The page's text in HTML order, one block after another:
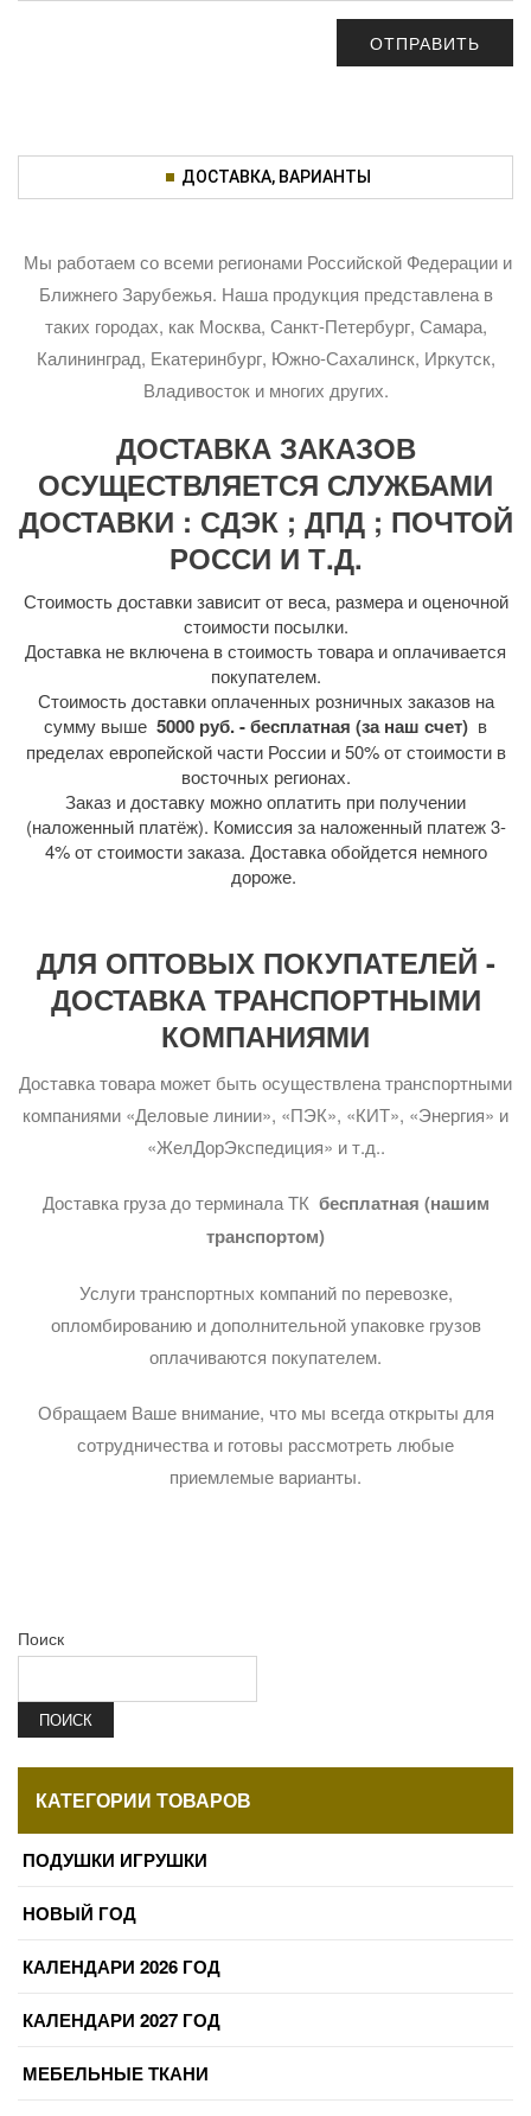
ДОСТАВКА, ВАРИАНТЫ
Мы работаем со всеми регионами Российской Федерации и
Ближнего Зарубежья. Наша продукция представлена в
таких городах, как Москва, Санкт-Петербург, Самара,
Калининград, Екатеринбург, Южно-Сахалинск, Иркутск,
Владивосток и многих других.
ДОСТАВКА ЗАКАЗОВ
ОСУЩЕСТВЛЯЕТСЯ СЛУЖБАМИ
ДОСТАВКИ : СДЭК ; ДПД ; ПОЧТОЙ
РОССИ И Т.Д.
Стоимость доставки зависит от веса, размера и оценочной
стоимости посылки.
Доставка не включена в стоимость товара и оплачивается
покупателем.
Стоимость доставки оплаченных розничных заказов на
сумму выше 5000 руб. - бесплатная (за наш счет) в
пределах европейской части России и 50% от стоимости в
восточных регионах.
Заказ и доставку можно оплатить при получении
(наложенный платёж). Комиссия за наложенный платеж 3-
4% от стоимости заказа. Доставка обойдется немного
дороже.
ДЛЯ ОПТОВЫХ ПОКУПАТЕЛЕЙ -
ДОСТАВКА ТРАНСПОРТНЫМИ
КОМПАНИЯМИ
Доставка товара может быть осуществлена транспортными
компаниями «Деловые линии», «ПЭК», «КИТ», «Энергия» и
«ЖелДорЭкспедиция» и т.д..
Доставка груза до терминала ТК бесплатная (нашим
транспортом)
Услуги транспортных компаний по перевозке,
опломбированию и дополнительной упаковке грузов
оплачиваются покупателем.
Обращаем Ваше внимание, что мы всегда открыты для
сотрудничества и готовы рассмотреть любые
приемлемые варианты.
Поиск
ПОИСК
КАТЕГОРИИ ТОВАРОВ
ПОДУШКИ ИГРУШКИ
НОВЫЙ ГОД
КАЛЕНДАРИ 2026 ГОД
КАЛЕНДАРИ 2027 ГОД
МЕБЕЛЬНЫЕ ТКАНИ